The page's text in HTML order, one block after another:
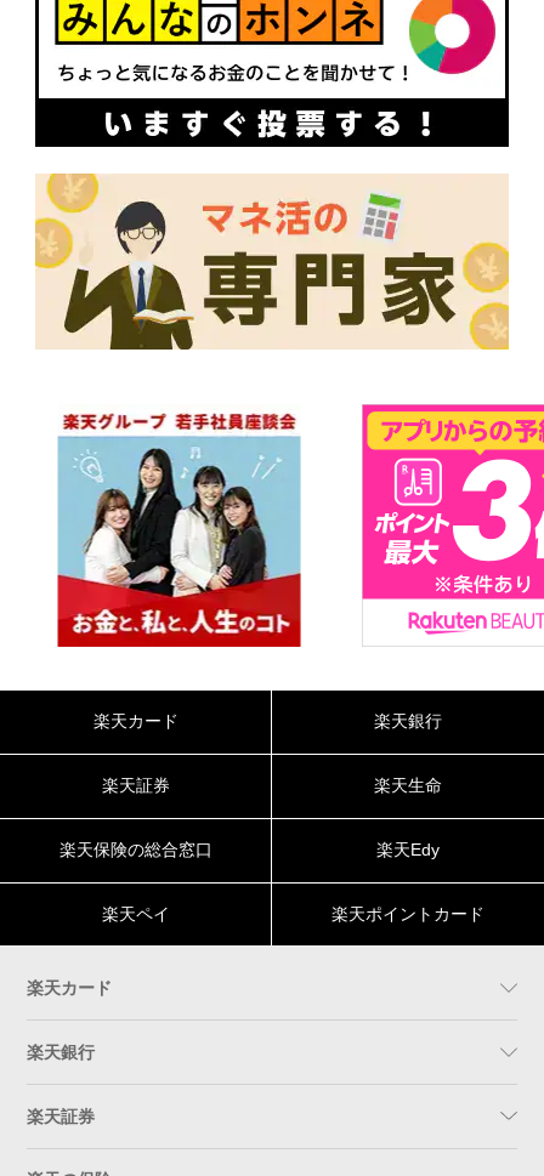
楽天カード 楽天銀行
楽天証券 楽天生命
楽天保険の総合窓口 楽天Edy
楽天ペイ 楽天ポイントカード
楽天カード
楽天銀行
楽天証券